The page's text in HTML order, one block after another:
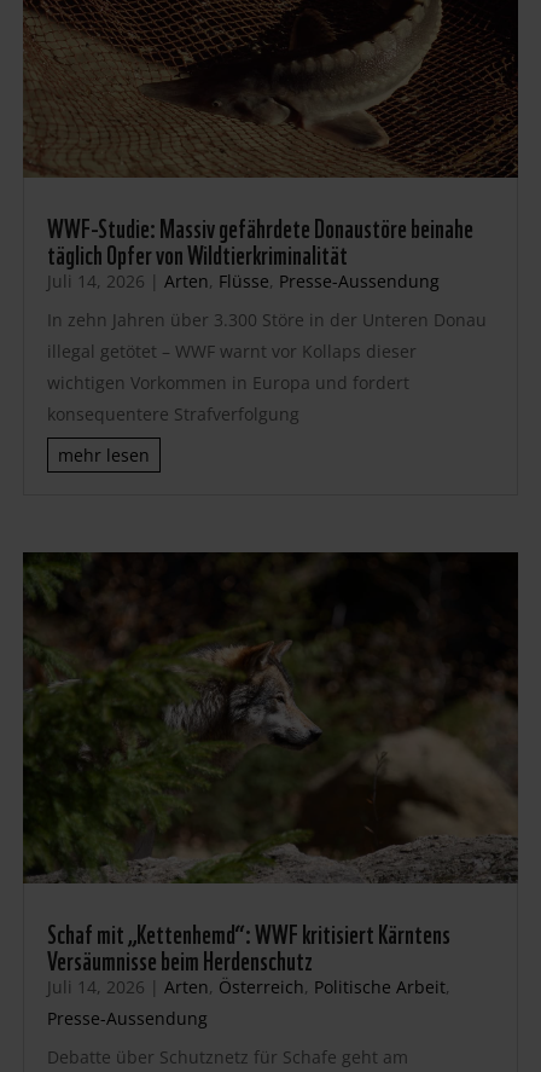
WWF-Studie: Massiv gefährdete Donaustöre beinahe
täglich Opfer von Wildtierkriminalität
Juli 14, 2026 | Arten, Flüsse, Presse-Aussendung
In zehn Jahren über 3.300 Störe in der Unteren Donau
illegal getötet – WWF warnt vor Kollaps dieser
wichtigen Vorkommen in Europa und fordert
konsequentere Strafverfolgung
mehr lesen
Schaf mit „Kettenhemd“: WWF kritisiert Kärntens
Versäumnisse beim Herdenschutz
Juli 14, 2026 | Arten, Österreich, Politische Arbeit,
Presse-Aussendung
Debatte über Schutznetz für Schafe geht am